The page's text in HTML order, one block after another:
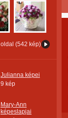
oldal (542 kép)
Julianna képei
9 kép
Mary-Ann
képeslapjai